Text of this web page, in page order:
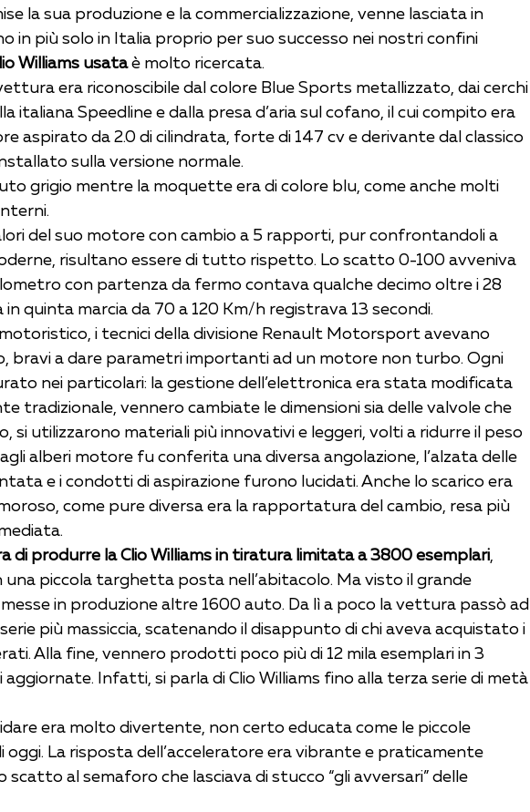
la sua produzione e la commercializzazione, venne lasciata in
in più solo in Italia proprio per suo successo nei nostri confini
Williams usata è molto ricercata.
era riconoscibile dal colore Blue Sports metallizzato, dai cerchi
italiana Speedline e dalla presa d’aria sul cofano, il cui compito era
aspirato da 2.0 di cilindrata, forte di 147 cv e derivante dal classico
sulla versione normale.
grigio mentre la moquette era di colore blu, come anche molti
del suo motore con cambio a 5 rapporti, pur confrontandoli a
risultano essere di tutto rispetto. Lo scatto 0-100 avveniva
con partenza da fermo contava qualche decimo oltre i 28
in quinta marcia da 70 a 120 Km/h registrava 13 secondi.
i tecnici della divisione Renault Motorsport avevano
bravi a dare parametri importanti ad un motore non turbo. Ogni
nei particolari: la gestione dell’elettronica era stata modificata
tradizionale, vennero cambiate le dimensioni sia delle valvole che
si utilizzarono materiali più innovativi e leggeri, volti a ridurre il peso
alberi motore fu conferita una diversa angolazione, l’alzata delle
e i condotti di aspirazione furono lucidati. Anche lo scarico era
come pure diversa era la rapportatura del cambio, resa più
di produrre la Clio Williams in tiratura limitata a 3800 esemplari
piccola targhetta posta nell’abitacolo. Ma visto il grande
in produzione altre 1600 auto. Da lì a poco la vettura passò ad
più massiccia, scatenando il disappunto di chi aveva acquistato i
Alla fine, vennero prodotti poco più di 12 mila esemplari in 3
aggiornate. Infatti, si parla di Clio Williams fino alla terza serie di metà
era molto divertente, non certo educata come le piccole
La risposta dell’acceleratore era vibrante e praticamente
scatto al semaforo che lasciava di stucco “gli avversari” delle